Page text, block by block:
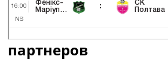
партнеров